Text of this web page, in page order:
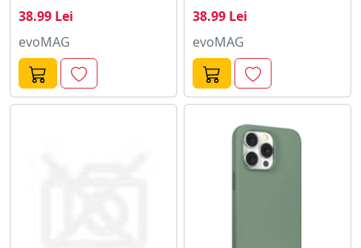
(Transparent)
38.99 Lei
evoMAG
38.99 Lei
evoMAG